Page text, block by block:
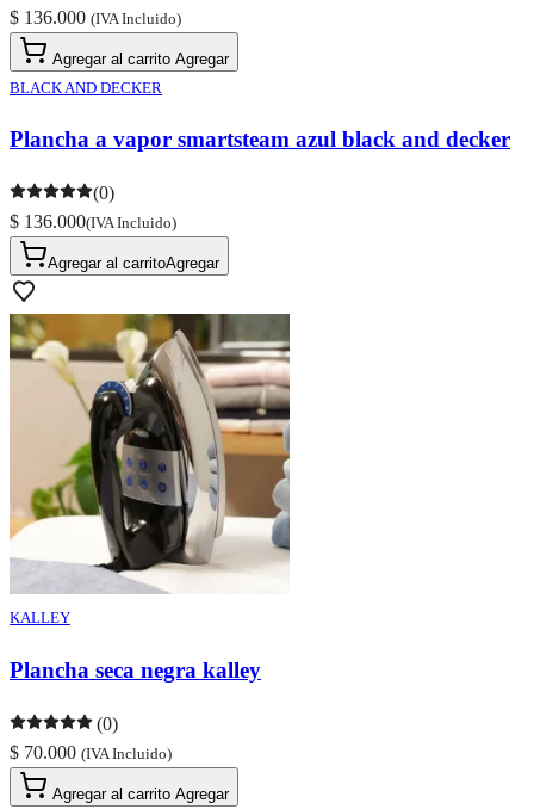
$ 136.000 (IVA Incluido)
Agregar al carrito Agregar
BLACK AND DECKER
Plancha a vapor smartsteam azul black and decker
(0)
$ 136.000(IVA Incluido)
Agregar al carritoAgregar
KALLEY
Plancha seca negra kalley
(0)
$ 70.000 (IVA Incluido)
Agregar al carrito Agregar